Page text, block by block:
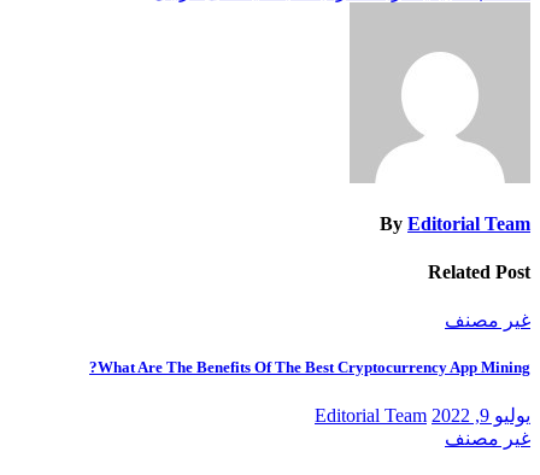
By Editorial Team
Related Post
غير مصنف
What Are The Benefits Of The Best Cryptocurrency App Mining?
يوليو 9, 2022
Editorial Team
غير مصنف